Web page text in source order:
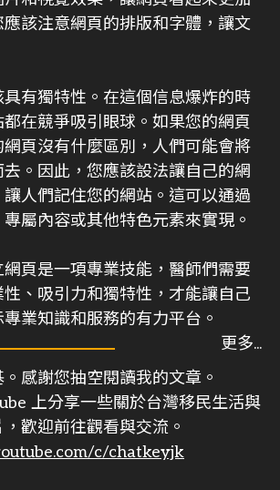
該注意網頁的排版和字體，讓文
有獨特性。在這個信息爆炸的時
在競爭吸引眼球。如果您的網頁
頁沒有什麼區別，人們可能會將
。因此，您應該設法讓自己的網
讓人們記住您的網站。這可以通過
屬內容或其他特色元素來實現。
頁是一項專業技能，醫師們需要
、吸引力和獨特性，才能讓自己
業知識和服務的有力平台。
感謝您抽空閱讀我的文章。
上分享一些關於台灣移民生活與
歡迎前往觀看與交流。
c/chatkeyjk